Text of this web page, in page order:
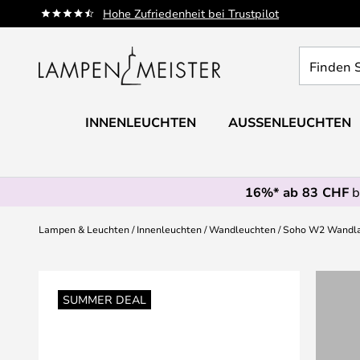
Hohe Zufriedenheit bei Trustpilot
Zum
Inhalt
Sie
Leuchte...
INNENLEUCHTEN AUSSENLEUCHTEN
16%* ab 83 CHF
Lampen & Leuchten Innenleuchten Wandleuchten Soho W2
SUMMER DEAL
Ende